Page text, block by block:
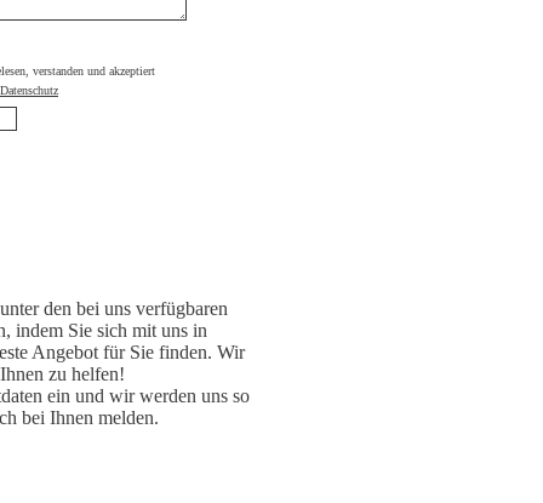
verstanden und akzeptiert
Datenschutz
den bei uns verfügbaren
indem Sie sich mit uns in
Angebot für Sie finden. Wir
zu helfen!
ein und wir werden uns so
bei Ihnen melden.